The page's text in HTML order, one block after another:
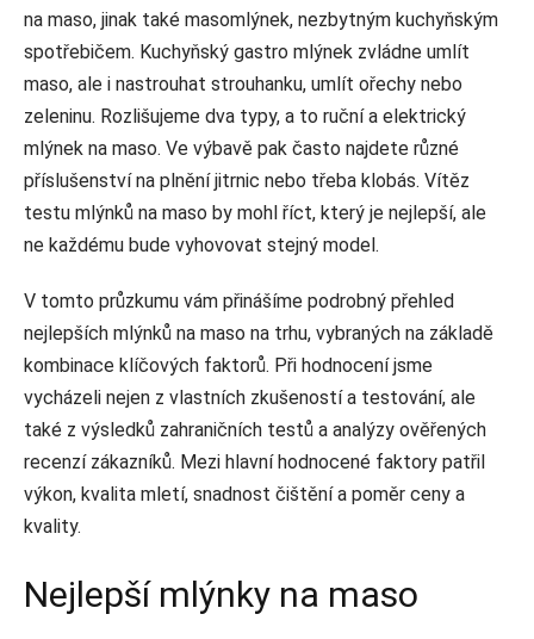
na maso, jinak také masomlýnek, nezbytným kuchyňským
spotřebičem. Kuchyňský gastro mlýnek zvládne umlít
maso, ale i nastrouhat strouhanku, umlít ořechy nebo
zeleninu. Rozlišujeme dva typy, a to ruční a elektrický
mlýnek na maso. Ve výbavě pak často najdete různé
příslušenství na plnění jitrnic nebo třeba klobás. Vítěz
testu mlýnků na maso by mohl říct, který je nejlepší, ale
ne každému bude vyhovovat stejný model.
V tomto průzkumu vám přinášíme podrobný přehled
nejlepších mlýnků na maso na trhu, vybraných na základě
kombinace klíčových faktorů. Při hodnocení jsme
vycházeli nejen z vlastních zkušeností a testování, ale
také z výsledků zahraničních testů a analýzy ověřených
recenzí zákazníků. Mezi hlavní hodnocené faktory patřil
výkon, kvalita mletí, snadnost čištění a poměr ceny a
kvality.
Nejlepší mlýnky na maso